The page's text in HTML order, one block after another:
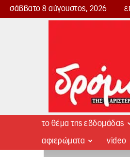
σάββατο 8 αύγουστος, 2026
Δρόμος
το θέμα της εβδομάδας
αφιερώματα video